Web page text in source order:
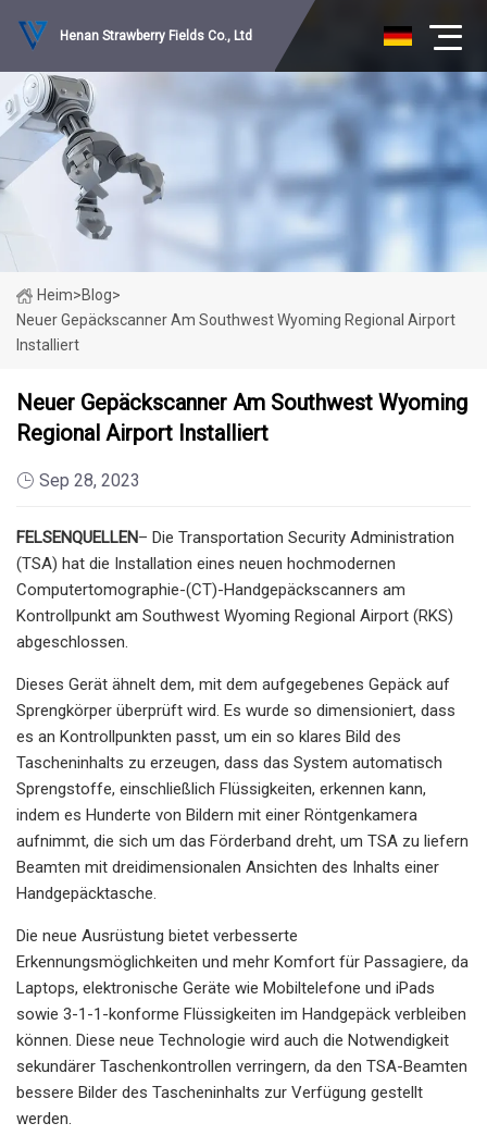
Henan Strawberry Fields Co., Ltd
Heim>Blog>
Neuer Gepäckscanner Am Southwest Wyoming Regional Airport
Installiert
Neuer Gepäckscanner Am Southwest Wyoming
Regional Airport Installiert
Sep 28, 2023
FELSENQUELLEN– Die Transportation Security Administration
(TSA) hat die Installation eines neuen hochmodernen
Computertomographie-(CT)-Handgepäckscanners am
Kontrollpunkt am Southwest Wyoming Regional Airport (RKS)
abgeschlossen.
Dieses Gerät ähnelt dem, mit dem aufgegebenes Gepäck auf
Sprengkörper überprüft wird. Es wurde so dimensioniert, dass
es an Kontrollpunkten passt, um ein so klares Bild des
Tascheninhalts zu erzeugen, dass das System automatisch
Sprengstoffe, einschließlich Flüssigkeiten, erkennen kann,
indem es Hunderte von Bildern mit einer Röntgenkamera
aufnimmt, die sich um das Förderband dreht, um TSA zu liefern
Beamten mit dreidimensionalen Ansichten des Inhalts einer
Handgepäcktasche.
Die neue Ausrüstung bietet verbesserte
Erkennungsmöglichkeiten und mehr Komfort für Passagiere, da
Laptops, elektronische Geräte wie Mobiltelefone und iPads
sowie 3-1-1-konforme Flüssigkeiten im Handgepäck verbleiben
können. Diese neue Technologie wird auch die Notwendigkeit
sekundärer Taschenkontrollen verringern, da den TSA-Beamten
bessere Bilder des Tascheninhalts zur Verfügung gestellt
werden.